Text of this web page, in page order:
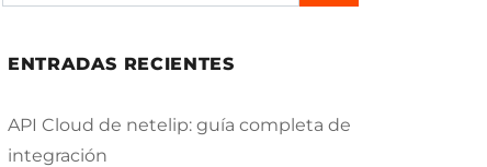
ENTRADAS RECIENTES
API Cloud de netelip: guía completa de
integración